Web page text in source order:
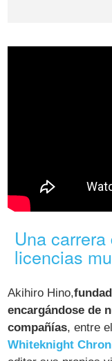
Una
licencias
Akihiro Hino,
encargándose de
compañías, entre
Whiteknight